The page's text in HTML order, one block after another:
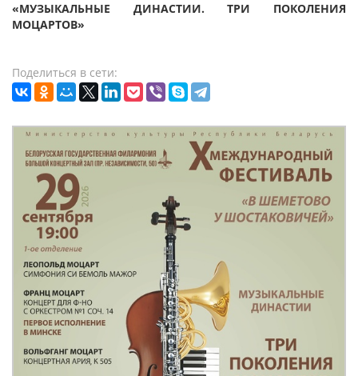
«МУЗЫКАЛЬНЫЕ ДИНАСТИИ. ТРИ ПОКОЛЕНИЯ
МОЦАРТОВ»